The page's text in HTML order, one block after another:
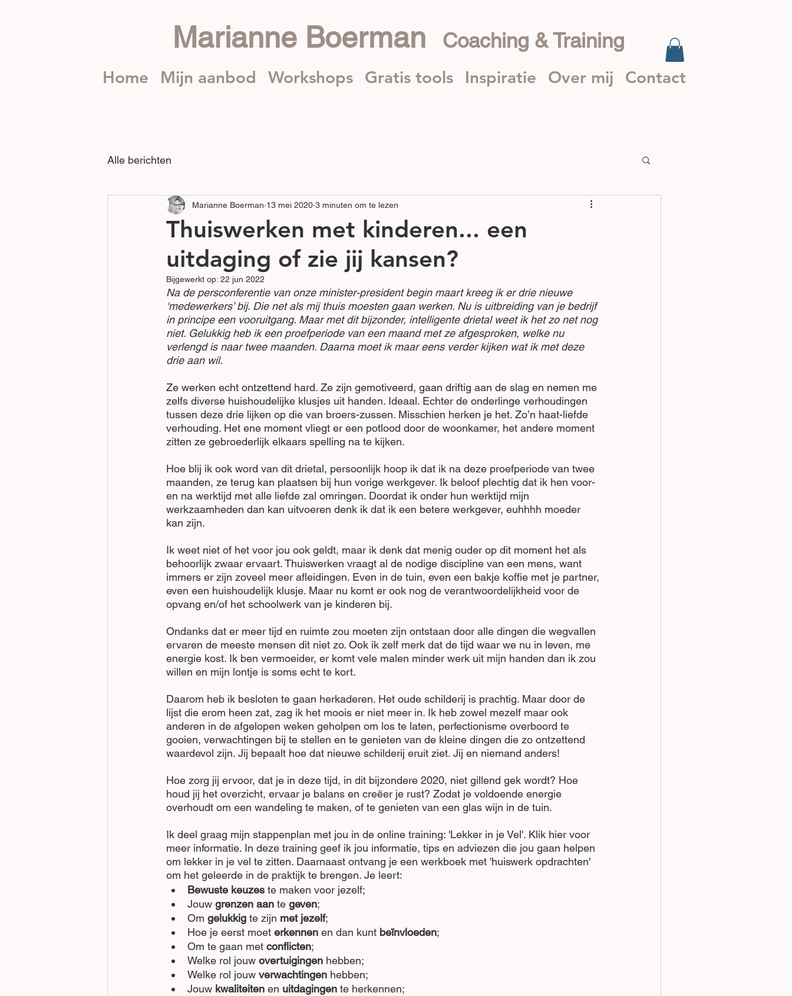
Marianne Boerman Coaching & Training
Home Mijn aanbod Workshops Gratis tools Inspiratie Over mij Contact
Alle berichten
Thuiswerken met kinderen... een
uitdaging of zie jij kansen?
Marianne Boerman 13 mei 2020 3 minuten om te lezen
Bijgewerkt op: 22 jun 2022
Na de persconferentie van onze minister-president begin maart kreeg ik er drie nieuwe
‘medewerkers’ bij. Die net als mij thuis moesten gaan werken. Nu is uitbreiding van je bedrijf
in principe een vooruitgang. Maar met dit bijzonder, intelligente drietal weet ik het zo net nog
niet. Gelukkig heb ik een proefperiode van een maand met ze afgesproken, welke nu
verlengd is naar twee maanden. Daarna moet ik maar eens verder kijken wat ik met deze
drie aan wil.
Ze werken echt ontzettend hard. Ze zijn gemotiveerd, gaan driftig aan de slag en nemen me
zelfs diverse huishoudelijke klusjes uit handen. Ideaal. Echter de onderlinge verhoudingen
tussen deze drie lijken op die van broers-zussen. Misschien herken je het. Zo’n haat-liefde
verhouding. Het ene moment vliegt er een potlood door de woonkamer, het andere moment
zitten ze gebroederlijk elkaars spelling na te kijken.
Hoe blij ik ook word van dit drietal, persoonlijk hoop ik dat ik na deze proefperiode van twee
maanden, ze terug kan plaatsen bij hun vorige werkgever. Ik beloof plechtig dat ik hen voor-
en na werktijd met alle liefde zal omringen. Doordat ik onder hun werktijd mijn
werkzaamheden dan kan uitvoeren denk ik dat ik een betere werkgever, euhhhh moeder
kan zijn.
Ik weet niet of het voor jou ook geldt, maar ik denk dat menig ouder op dit moment het als
behoorlijk zwaar ervaart. Thuiswerken vraagt al de nodige discipline van een mens, want
immers er zijn zoveel meer afleidingen. Even in de tuin, even een bakje koffie met je partner,
even een huishoudelijk klusje. Maar nu komt er ook nog de verantwoordelijkheid voor de
opvang en/of het schoolwerk van je kinderen bij.
Ondanks dat er meer tijd en ruimte zou moeten zijn ontstaan door alle dingen die wegvallen
ervaren de meeste mensen dit niet zo. Ook ik zelf merk dat de tijd waar we nu in leven, me
energie kost. Ik ben vermoeider, er komt vele malen minder werk uit mijn handen dan ik zou
willen en mijn lontje is soms echt te kort.
Daarom heb ik besloten te gaan herkaderen. Het oude schilderij is prachtig. Maar door de
lijst die erom heen zat, zag ik het moois er niet meer in. Ik heb zowel mezelf maar ook
anderen in de afgelopen weken geholpen om los te laten, perfectionisme overboord te
gooien, verwachtingen bij te stellen en te genieten van de kleine dingen die zo ontzettend
waardevol zijn. Jij bepaalt hoe dat nieuwe schilderij eruit ziet. Jij en niemand anders!
Hoe zorg jij ervoor, dat je in deze tijd, in dit bijzondere 2020, niet gillend gek wordt? Hoe
houd jij het overzicht, ervaar je balans en creëer je rust? Zodat je voldoende energie
overhoudt om een wandeling te maken, of te genieten van een glas wijn in de tuin.
Ik deel graag mijn stappenplan met jou in de online training: 'Lekker in je Vel'. Klik hier voor
meer informatie. In deze training geef ik jou informatie, tips en adviezen die jou gaan helpen
om lekker in je vel te zitten. Daarnaast ontvang je een werkboek met 'huiswerk opdrachten'
om het geleerde in de praktijk te brengen. Je leert:
Bewuste keuzes te maken voor jezelf;
Jouw grenzen aan te geven;
Om gelukkig te zijn met jezelf;
Hoe je eerst moet erkennen en dan kunt beïnvloeden;
Om te gaan met conflicten;
Welke rol jouw overtuigingen hebben;
Welke rol jouw verwachtingen hebben;
Jouw kwaliteiten en uitdagingen te herkennen;